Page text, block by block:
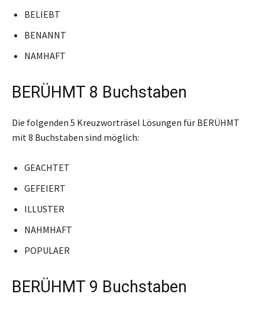
BELIEBT
BENANNT
NAMHAFT
BERÜHMT 8 Buchstaben
Die folgenden 5 Kreuzworträsel Lösungen für BERÜHMT
mit 8 Buchstaben sind möglich:
GEACHTET
GEFEIERT
ILLUSTER
NAHMHAFT
POPULAER
BERÜHMT 9 Buchstaben